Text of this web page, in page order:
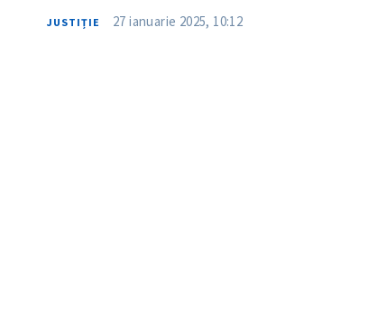
închisoare
JUSTIȚIE 27 ianuarie 2025, 10:12